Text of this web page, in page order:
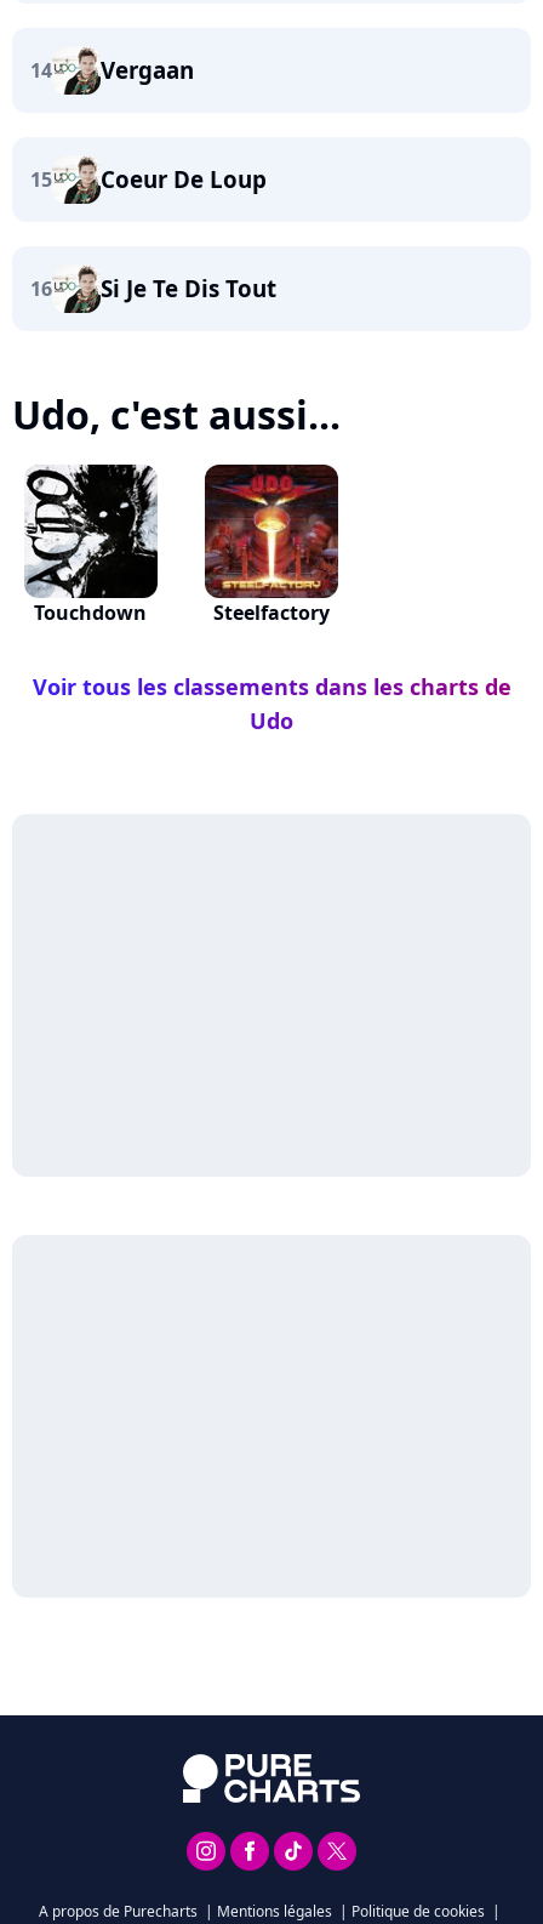
14 Vergaan
15 Coeur De Loup
16 Si Je Te Dis Tout
Udo, c'est aussi...
Touchdown Steelfactory
Voir tous les classements dans les charts de
Udo
A propos de Purecharts | Mentions légales | Politique de cookies |